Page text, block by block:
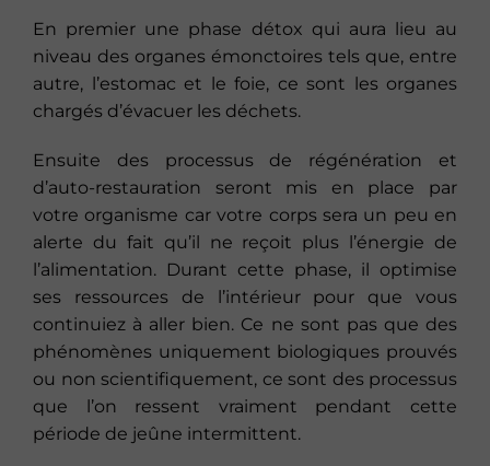
En premier une phase détox qui aura lieu au
niveau des organes émonctoires tels que, entre
autre, l’estomac et le foie, ce sont les organes
chargés d’évacuer les déchets.
Ensuite des processus de régénération et
d’auto-restauration seront mis en place par
votre organisme car votre corps sera un peu en
alerte du fait qu’il ne reçoit plus l’énergie de
l’alimentation. Durant cette phase, il optimise
ses ressources de l’intérieur pour que vous
continuiez à aller bien. Ce ne sont pas que des
phénomènes uniquement biologiques prouvés
ou non scientifiquement, ce sont des processus
que l’on ressent vraiment pendant cette
période de jeûne intermittent.